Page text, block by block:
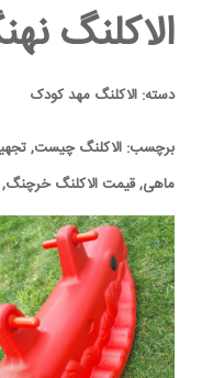
الاکلنگ
دسته: الاکلنگ مهد کودک
برچسب: الاکلنگ چیست,
ماهی, قیمت الاکلنگ